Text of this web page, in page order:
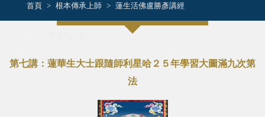
首頁 根本傳承上師 蓮生活佛盧勝彥講經
第七講：蓮華生大士跟隨師利星哈２５年學習大圖滿九次第
法